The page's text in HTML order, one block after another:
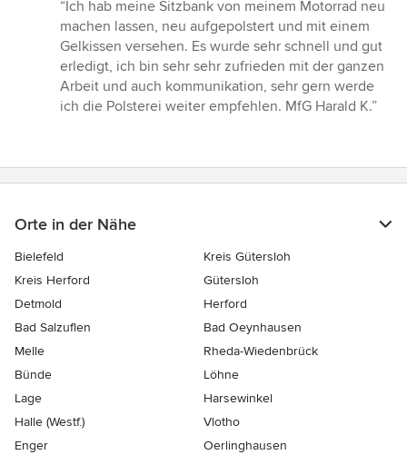
5
von
5
Sternen
“Ich hab meine Sitzbank von meinem Motorrad neu
machen lassen, neu aufgepolstert und mit einem
Gelkissen versehen. Es wurde sehr schnell und gut
erledigt, ich bin sehr sehr zufrieden mit der ganzen
Arbeit und auch kommunikation, sehr gern werde
ich die Polsterei weiter empfehlen. MfG Harald K.”
Orte in der Nähe
Bielefeld
Kreis Gütersloh
Kreis Herford
Gütersloh
Detmold
Herford
Bad Salzuflen
Bad Oeynhausen
Melle
Rheda-Wiedenbrück
Bünde
Löhne
Lage
Harsewinkel
Halle (Westf.)
Vlotho
Enger
Oerlinghausen